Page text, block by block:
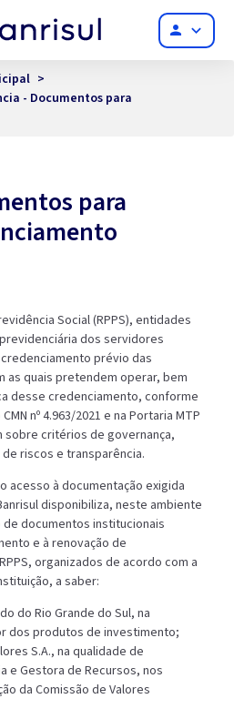
person
>
- Documentos para
para
Social (RPPS), entidades
dos servidores
prévio das
as quais pretendem operar, bem
desse credenciamento, conforme
nº 4.963/2021 e na Portaria MTP
sobre critérios de governança,
riscos e transparência.
acesso à documentação exigida
disponibiliza, neste ambiente
documentos institucionais
e à renovação de
organizados de acordo com a
a saber:
do Rio Grande do Sul, na
dos produtos de investimento;
S.A., na qualidade de
e Gestora de Recursos, nos
da Comissão de Valores